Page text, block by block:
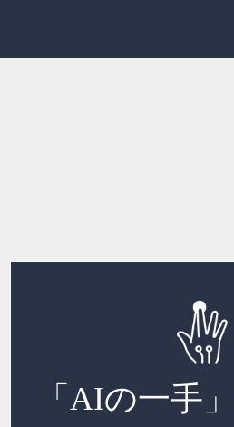
「AIの一手